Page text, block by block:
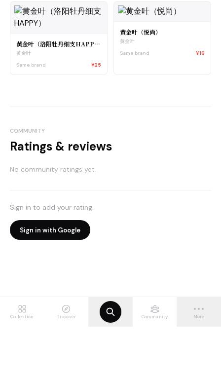
黄金叶（洛阳牡丹细支HAPPY）
黄金叶
Same brand
¥25
黄金叶（悦尚）
黄金叶
Same brand
¥16
COMMUNITY
Ratings & reviews
No community ratings yet.
Sign in to add your rating.
Sign in with Google
Collection Discover Community More